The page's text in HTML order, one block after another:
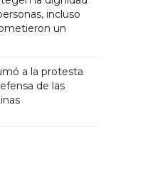
incluso
un
a la protesta
de las